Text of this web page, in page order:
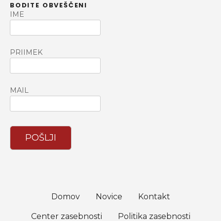
iBODITE OBVEŠČENI
IME
PRIIMEK
MAIL
POŠLJI
Domov Novice Kontakt
Center zasebnosti Politika zasebnosti